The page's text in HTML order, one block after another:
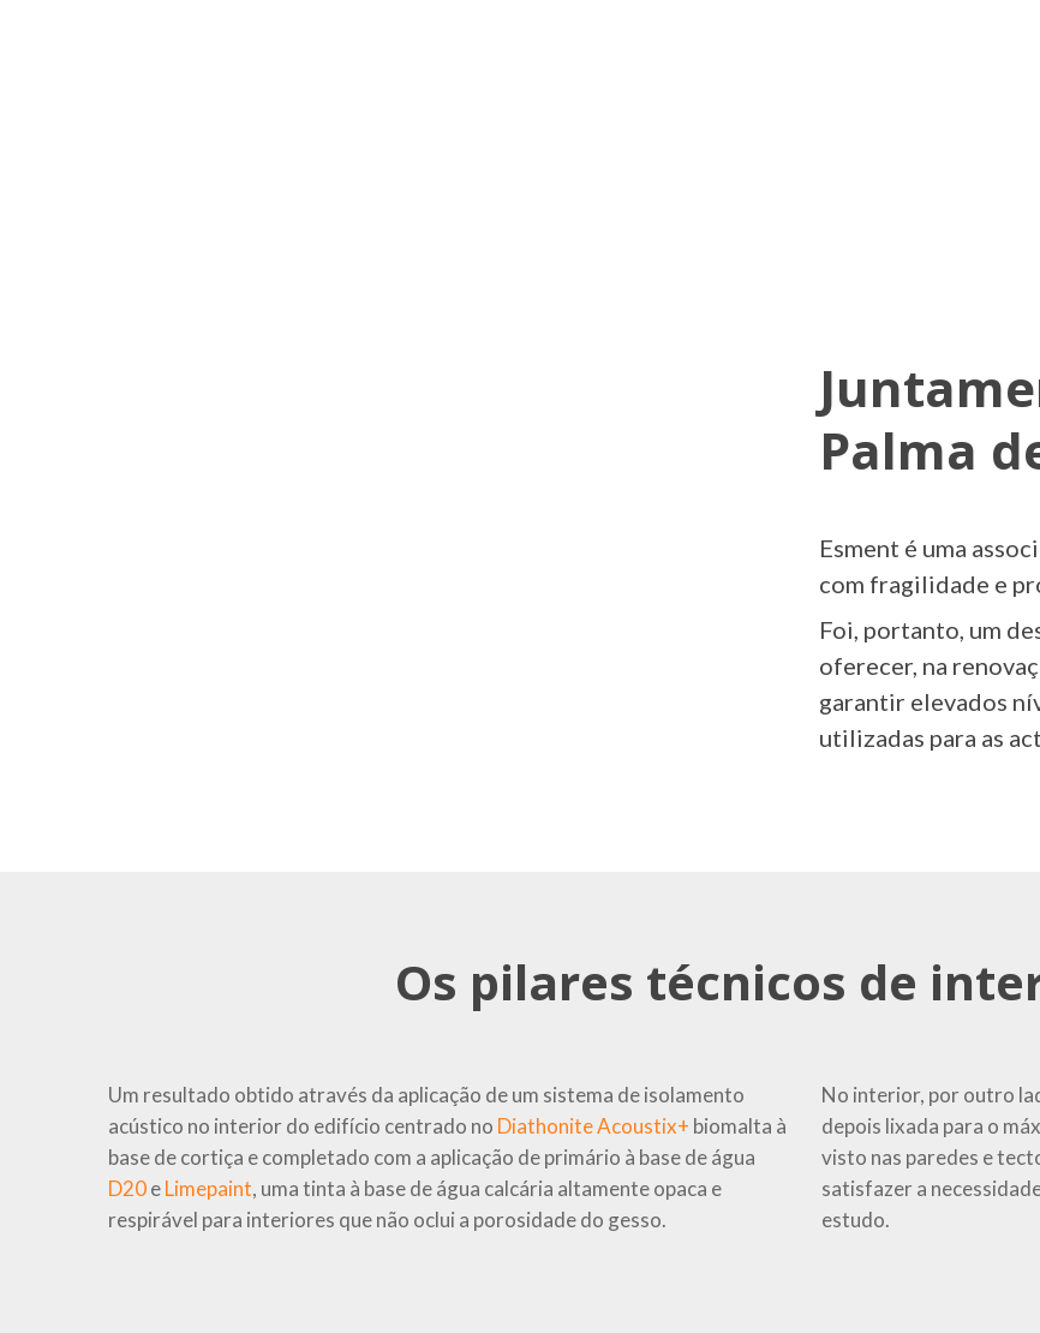
Palma
Esment é uma
com fragilidade e
Foi, portanto, um
oferecer, na
garantir elevados
utilizadas para as
Os pilares técnicos de
Um resultado obtido através da aplicação de um sistema de isolamento
acústico no interior do edifício centrado no Diathonite Acoustix+ biomalta à
base de cortiça e completado com a aplicação de primário à base de água
D20eLimepaint, uma tinta à base de água calcária altamente opaca e
respirável para interiores que não oclui a porosidade do gesso.
No interior, por outro
depois lixada para o
visto nas paredes e
satisfazer a
estudo.